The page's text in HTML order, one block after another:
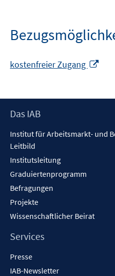
kostenfreier Zugang
Footer
Das IAB
Institut für Arbeitsmarkt- und
Leitbild
Institutsleitung
Graduiertenprogramm
Befragungen
Projekte
Wissenschaftlicher Beirat
Services
Presse
IAB-Newsletter